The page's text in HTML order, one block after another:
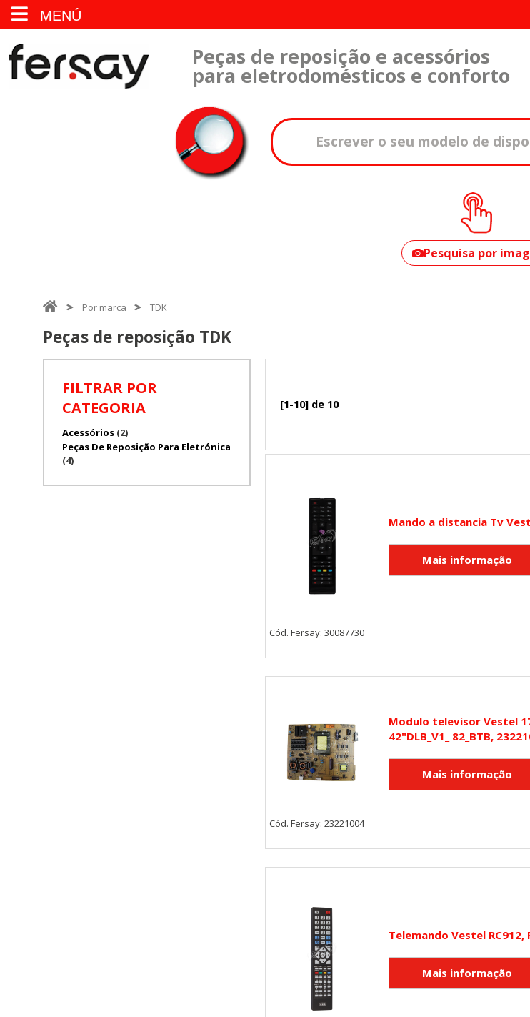
MENÚ
Peças de reposição e acessórios
para eletrodomésticos e conforto
seu modelo?
Pesquisa por
Por marca TDK
Peças de reposição TDK
FILTRAR POR
CATEGORIA
Acessórios (2)
Peças De Reposição Para Eletrónica
(4)
[1-10] de 10
Mando a distancia Tv
Cód. Fersay: 30087730
Modulo televisor Vestel
42"DLB_V1_ 82_BTB,
Cód. Fersay: 23221004
Telemando Vestel RC912,